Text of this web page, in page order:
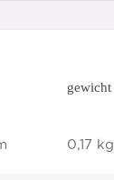
gewicht
0,17 kg